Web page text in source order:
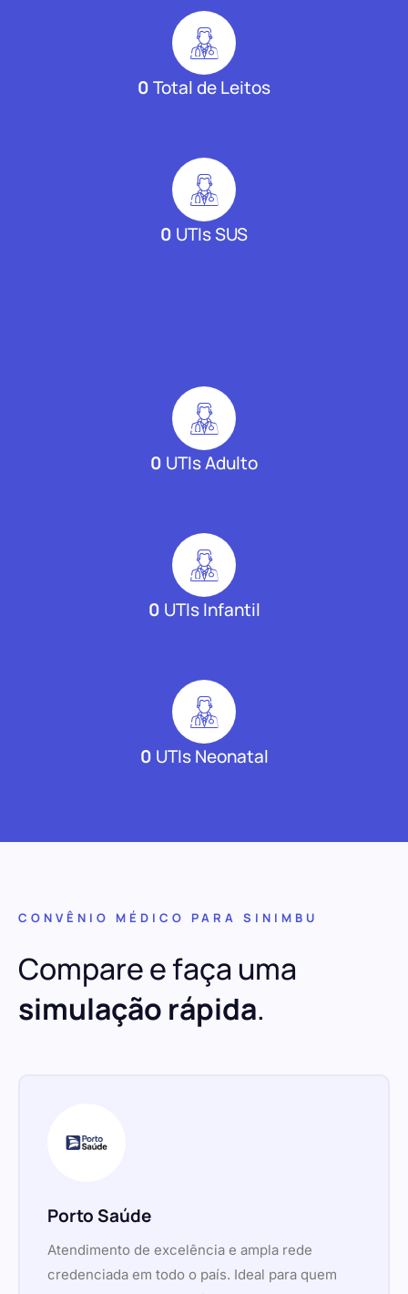
0Total de Leitos
0 UTIs SUS
0 UTIs Adulto
0 UTIs Infantil
0 UTIs Neonatal
CONVÊNIO MÉDICO PARA SINIMBU
Compare e faça uma
simulação rápida.
Porto Saúde
Atendimento de excelência e ampla rede
credenciada em todo o país. Ideal para quem